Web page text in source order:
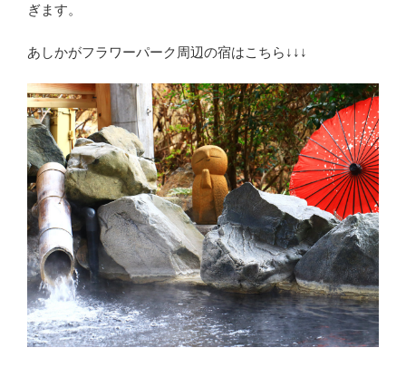
ぎます。
あしかがフラワーパーク周辺の宿はこちら↓↓↓